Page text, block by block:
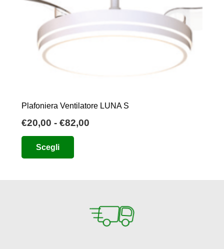
Plafoniera Ventilatore LUNA S
€20,00 - €82,00
Scegli
opzioni